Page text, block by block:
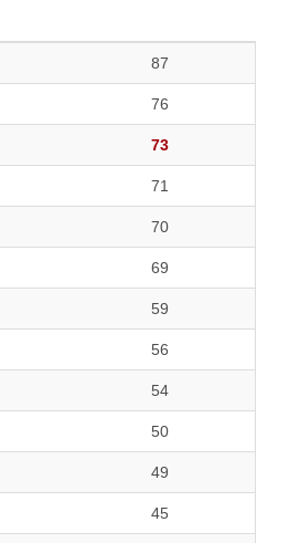
87
76
73
71
70
69
59
56
54
50
49
45